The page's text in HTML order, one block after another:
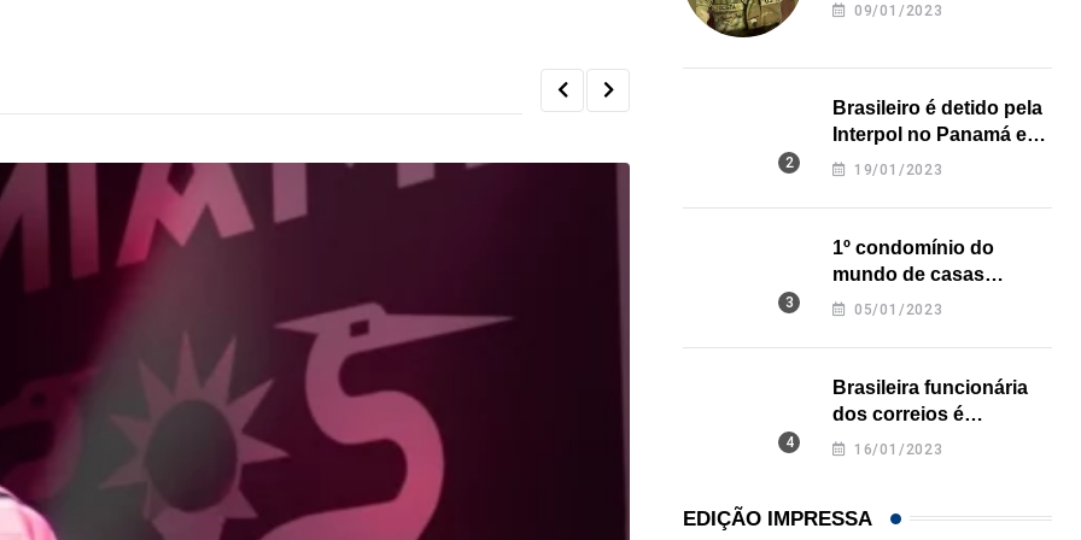
09/01/2023
Brasileiro é detido pela
Interpol no Panamá e
pode pegar prisão
19/01/2023
1º condomínio do
mundo de casas
impressas em 3D é
05/01/2023
Brasileira funcionária
dos correios é
assassinada a facadas
16/01/2023
EDIÇÃO IMPRESSA